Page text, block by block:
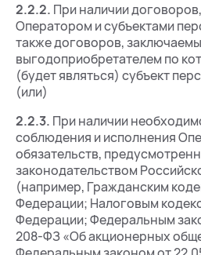
2.2.2. При наличии
Оператором и субъектами
также договоров,
выгодоприобретателем по
(будет являться) субъект
(или)
2.2.3. При наличии
соблюдения и исполнения
обязательств,
законодательством
(например, Гражданским
Федерации; Налоговым
Федерации; Федеральным
208-ФЗ «Об акционерных